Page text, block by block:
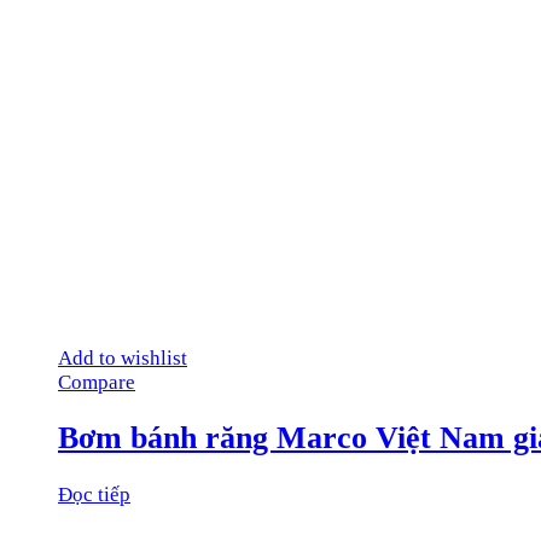
Add to wishlist
Compare
Bơm bánh răng Marco Việt Nam
Đọc tiếp